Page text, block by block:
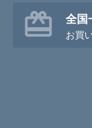
全国
お買